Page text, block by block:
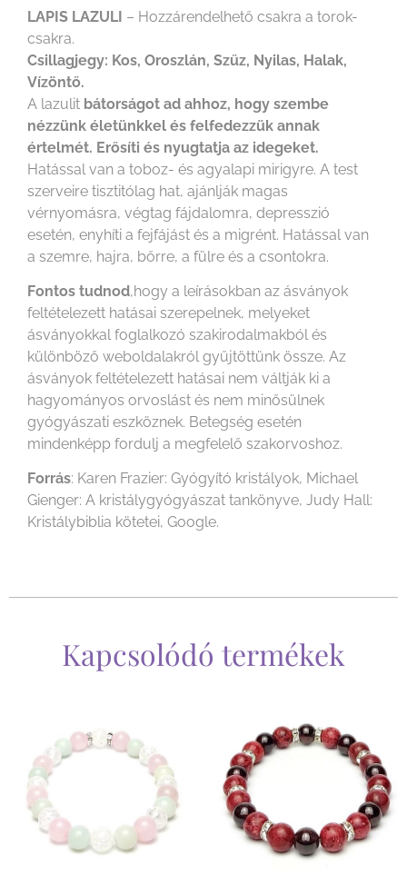
LAPIS LAZULI – Hozzárendelhető csakra a torok-
csakra.
Csillagjegy: Kos, Oroszlán, Szűz, Nyilas, Halak,
Vízöntő.
A lazulit bátorságot ad ahhoz, hogy szembe
nézzünk életünkkel és felfedezzük annak
értelmét. Erősíti és nyugtatja az idegeket.
Hatással van a toboz- és agyalapi mirigyre. A test
szerveire tisztitólag hat, ajánlják magas
vérnyomásra, végtag fájdalomra, depresszió
esetén, enyhíti a fejfájást és a migrént. Hatással van
a szemre, hajra, bőrre, a fülre és a csontokra.
Fontos tudnod,hogy a leírásokban az ásványok
feltételezett hatásai szerepelnek, melyeket
ásványokkal foglalkozó szakirodalmakból és
különböző weboldalakról gyűjtöttünk össze. Az
ásványok feltételezett hatásai nem váltják ki a
hagyományos orvoslást és nem minősülnek
gyógyászati eszköznek. Betegség esetén
mindenképp fordulj a megfelelő szakorvoshoz.
Forrás: Karen Frazier: Gyógyító kristályok, Michael
Gienger: A kristálygyógyászat tankönyve, Judy Hall:
Kristálybiblia kötetei, Google.
Kapcsolódó termékek